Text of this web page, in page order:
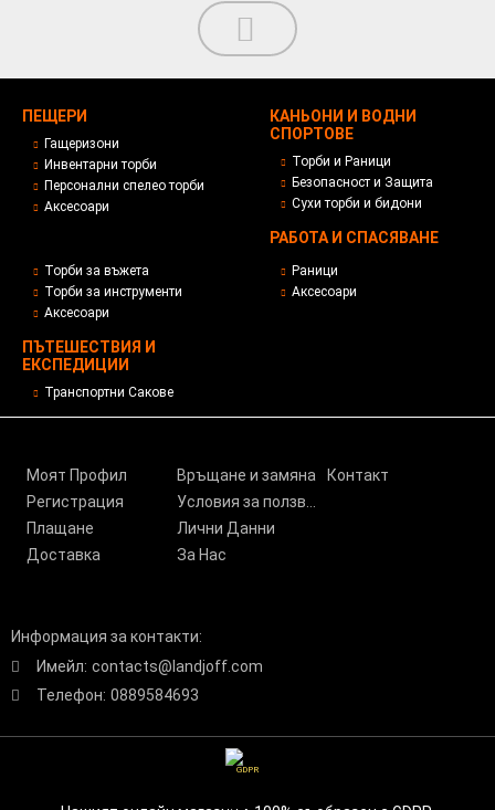
ПЕЩЕРИ
Гащеризони
Инвентарни торби
Персонални спелео торби
Аксесоари
КАНЬОНИ И ВОДНИ
СПОРТОВЕ
Торби и Раници
Безопасност и Защита
Сухи торби и бидони
РАБОТА И СПАСЯВАНЕ
Торби за въжета
Торби за инструменти
Аксесоари
ПЪТЕШЕСТВИЯ И
ЕКСПЕДИЦИИ
Транспортни Сакове
Раници
Аксесоари
Моят Профил
Регистрация
Плащане
Доставка
Връщане и замяна
Лични Данни
За Нас
Контакт
Информация за контакти:
Имейл: contacts@landjoff.com
Телефон: 0889584693
GDPR